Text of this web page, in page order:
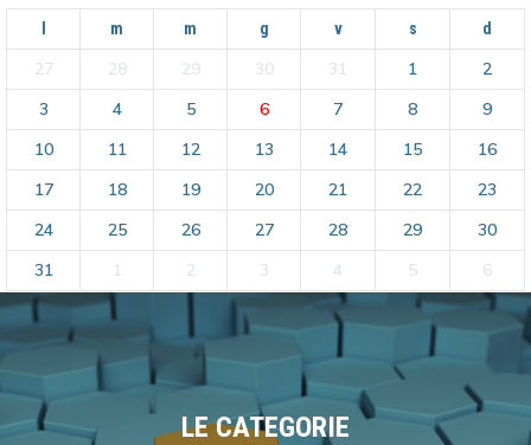
m m g v s d
27 28 29 30 31 1
2
3
4 5 6 7 8
9
10
11 12 13 14 15
16
17
18 19 20 21 22
23
24
25 26 27 28 29
30
31
1 2 3 4 5 6
LE CATEGORIE